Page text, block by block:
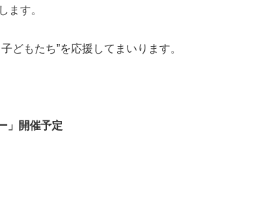
ます。
どもたち”を応援してまいります。
」開催予定